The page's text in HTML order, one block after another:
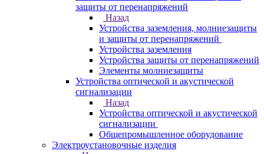
защиты от перенапряжений
Назад
Устройства заземления, молниезащиты
и защиты от перенапряжений
Устройства заземления
Устройства защиты от перенапряжений
Элементы молниезащиты
Устройства оптической и акустической
сигнализации
Назад
Устройства оптической и акустической
сигнализации
Общепромышленное оборудование
Электроустановочные изделия